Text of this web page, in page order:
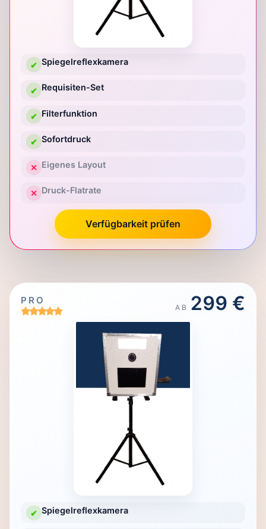
✔ Spiegelreflexkamera
✔ Requisiten-Set
✔ Filterfunktion
✔ Sofortdruck
✕ Eigenes Layout
✕ Druck-Flatrate
Verfügbarkeit prüfen
PRO
AB 299 €
✔ Spiegelreflexkamera